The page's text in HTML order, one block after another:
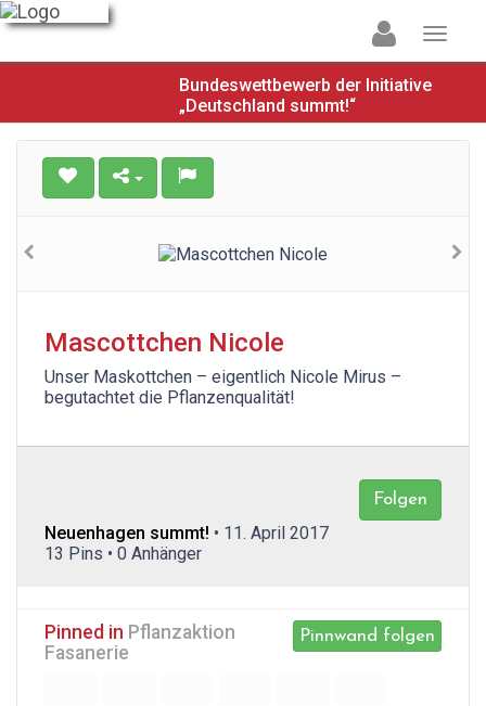
Bundeswettbewerb der Initiative
„Deutschland summt!“
Mascottchen Nicole
Unser Maskottchen – eigentlich Nicole Mirus –
begutachtet die Pflanzenqualität!
Folgen
Neuenhagen summt! • 11. April 2017
13 Pins • 0 Anhänger
Pinnwand folgen
Pinned in Pflanzaktion
Fasanerie